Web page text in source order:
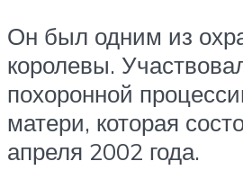
Он был одним из
королевы.
похоронной
матери, которая
апреля 2002 года.